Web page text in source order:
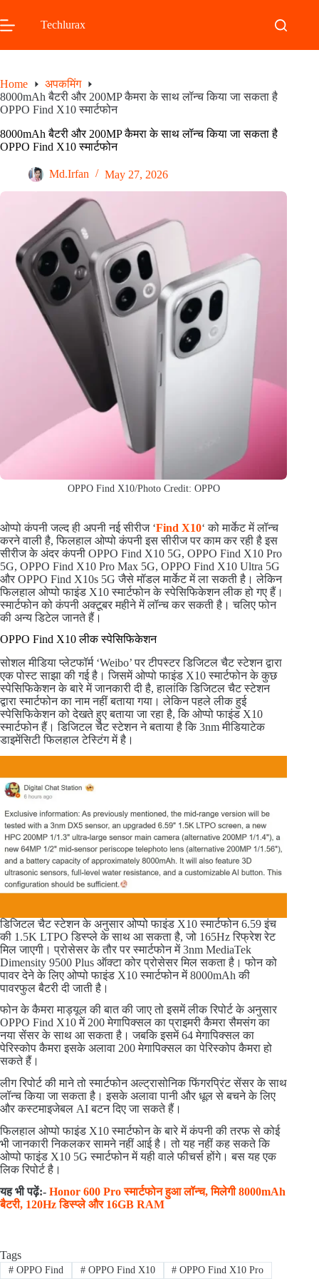
to
content
Techlurax
Home
अपकमिंग
8000mAh बैटरी और 200MP कैमरा के साथ लॉन्च किया जा सकता है
OPPO Find X10 स्मार्टफोन
8000mAh बैटरी और 200MP कैमरा के साथ लॉन्च किया जा सकता है
OPPO Find X10 स्मार्टफोन
Md.Irfan May 27, 2026
OPPO Find X10/Photo Credit: OPPO
ओप्पो कंपनी जल्द ही अपनी नई सीरीज ‘Find X10‘ को मार्केट में लॉन्च
करने वाली है, फिलहाल ओप्पो कंपनी इस सीरीज पर काम कर रही है इस
सीरीज के अंदर कंपनी OPPO Find X10 5G, OPPO Find X10 Pro
5G, OPPO Find X10 Pro Max 5G, OPPO Find X10 Ultra 5G
और OPPO Find X10s 5G जैसे मॉडल मार्केट में ला सकती है। लेकिन
फिलहाल ओप्पो फाइंड X10 स्मार्टफोन के स्पेसिफिकेशन लीक हो गए हैं।
स्मार्टफोन को कंपनी अक्टूबर महीने में लॉन्च कर सकती है। चलिए फोन
की अन्य डिटेल जानते हैं।
OPPO Find X10 लीक स्पेसिफिकेशन
सोशल मीडिया प्लेटफॉर्म ‘Weibo’ पर टीपस्टर डिजिटल चैट स्टेशन द्वारा
एक पोस्ट साझा की गई है। जिसमें ओप्पो फाइंड X10 स्मार्टफोन के कुछ
स्पेसिफिकेशन के बारे में जानकारी दी है, हालांकि डिजिटल चैट स्टेशन
द्वारा स्मार्टफोन का नाम नहीं बताया गया। लेकिन पहले लीक हुई
स्पेसिफिकेशन को देखते हुए बताया जा रहा है, कि ओप्पो फाइंड X10
स्मार्टफोन हैं। डिजिटल चैट स्टेशन ने बताया है कि 3nm मीडियाटेक
डाइमेंसिटी फिलहाल टेस्टिंग में है।
डिजिटल चैट स्टेशन के अनुसार ओप्पो फाइंड X10 स्मार्टफोन 6.59 इंच
की 1.5K LTPO डिस्प्ले के साथ आ सकता है, जो 165Hz रिफ्रेश रेट
मिल जाएगी। प्रोसेसर के तौर पर स्मार्टफोन में 3nm MediaTek
Dimensity 9500 Plus ऑक्टा कोर प्रोसेसर मिल सकता है। फोन को
पावर देने के लिए ओप्पो फाइंड X10 स्मार्टफोन में 8000mAh की
पावरफुल बैटरी दी जाती है।
फोन के कैमरा माड्यूल की बात की जाए तो इसमें लीक रिपोर्ट के अनुसार
OPPO Find X10 में 200 मेगापिक्सल का प्राइमरी कैमरा सैमसंग का
नया सेंसर के साथ आ सकता है। जबकि इसमें 64 मेगापिक्सल का
पेरिस्कोप कैमरा इसके अलावा 200 मेगापिक्सल का पेरिस्कोप कैमरा हो
सकते हैं।
लीग रिपोर्ट की माने तो स्मार्टफोन अल्ट्रासोनिक फिंगरप्रिंट सेंसर के साथ
लॉन्च किया जा सकता है। इसके अलावा पानी और धूल से बचने के लिए
और कस्टमाइजेबल AI बटन दिए जा सकते हैं।
फिलहाल ओप्पो फाइंड X10 स्मार्टफोन के बारे में कंपनी की तरफ से कोई
भी जानकारी निकलकर सामने नहीं आई है। तो यह नहीं कह सकते कि
ओप्पो फाइंड X10 5G स्मार्टफोन में यही वाले फीचर्स होंगे। बस यह एक
लिक रिपोर्ट है।
यह भी पढ़ें:- Honor 600 Pro स्मार्टफोन हुआ लॉन्च, मिलेगी 8000mAh
बैटरी, 120Hz डिस्प्ले और 16GB RAM
Tags
#OPPO Find #OPPO Find X10 # OPPO Find X10 Pro